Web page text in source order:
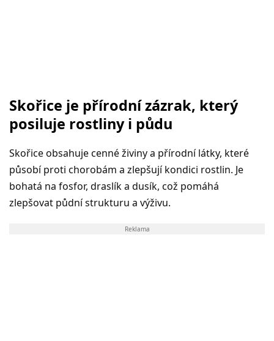
Skořice je přírodní zázrak, který
posiluje rostliny i půdu
Skořice obsahuje cenné živiny a přírodní látky, které
působí proti chorobám a zlepšují kondici rostlin. Je
bohatá na fosfor, draslík a dusík, což pomáhá
zlepšovat půdní strukturu a výživu.
Reklama